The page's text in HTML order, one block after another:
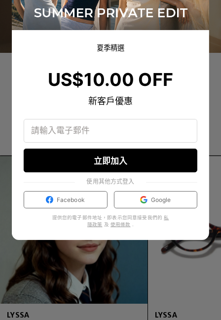
LYSSA
LYSSA
夏季精選
US$10.00 OFF
新客戶優惠
立即加入
使用其他方式登入
Facebook Google
提供您的電子郵件地址，即表示您同意接受我們的 私
隱政策 及 使用條款 .